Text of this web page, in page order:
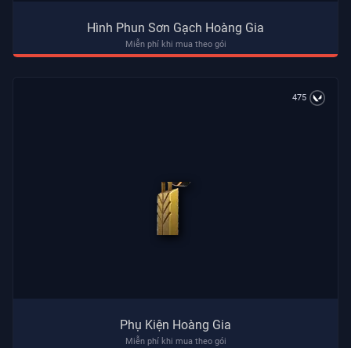
Hình Phun Sơn Gạch Hoàng Gia
Miễn phí khi mua theo gói
475
Phụ Kiện Hoàng Gia
Miễn phí khi mua theo gói